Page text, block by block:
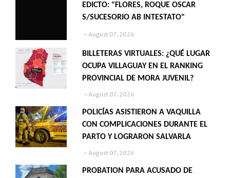
EDICTO: "FLORES, ROQUE OSCAR
S/SUCESORIO AB INTESTATO"
August 07, 2026
BILLETERAS VIRTUALES: ¿QUÉ LUGAR
OCUPA VILLAGUAY EN EL RANKING
PROVINCIAL DE MORA JUVENIL?
August 07, 2026
POLICÍAS ASISTIERON A VAQUILLA
CON COMPLICACIONES DURANTE EL
PARTO Y LOGRARON SALVARLA
August 07, 2026
PROBATION PARA ACUSADO DE